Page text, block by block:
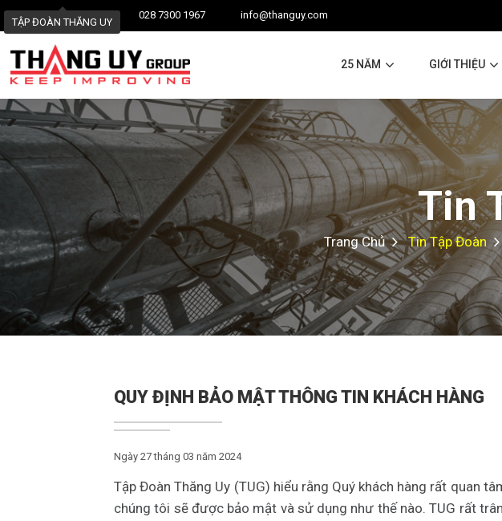
TẬP ĐOÀN THĂNG UY
028 7300 1967 info@thanguy.com
25 NĂM GIỚI THIỆU
Tin
Trang Chủ Tin Tập Đoàn
QUY ĐỊNH BẢO MẬT THÔNG TIN KHÁCH HÀNG
Ngày 27 tháng 03 năm 2024
Tập Đoàn Thăng Uy (TUG) hiểu rằng Quý khách hàng rất quan
chúng tôi sẽ được bảo mật và sử dụng như thế nào. TUG rất